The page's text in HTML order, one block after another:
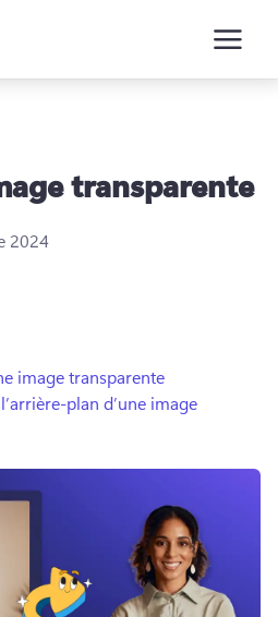
transparente
2024
image transparente
plan d’une image